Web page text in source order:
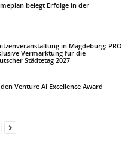
belegt Erfolge in der
in Magdeburg: PRO
Vermarktung für die
Städtetag 2027
Venture AI Excellence Award